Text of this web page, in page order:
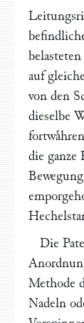
auf
von den
dieselbe
die ganze
Die
Methode
Nadeln